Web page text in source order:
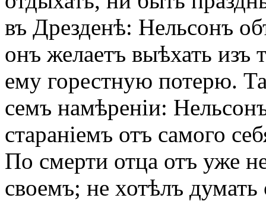
въ Дрезденѣ: Нельсонъ
онъ желаетъ выѣхать изъ
ему горестную потерю.
семъ намѣреніи:
стараніемъ отъ самого
По смерти отца отъ уже
своемъ; не хотѣлъ